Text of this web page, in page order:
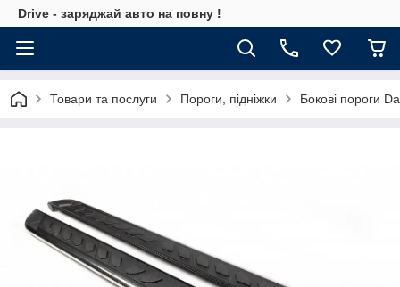
Drive - заряджай авто на повну !
Товари та послуги Пороги, підніжки Бокові пороги